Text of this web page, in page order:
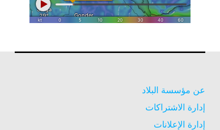
عن مؤسسة البلاد
إدارة الاشتراكات
إدارة الإعلانات